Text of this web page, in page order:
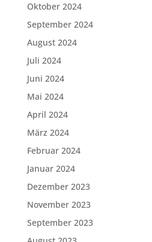
Oktober 2024
September 2024
August 2024
Juli 2024
Juni 2024
Mai 2024
April 2024
März 2024
Februar 2024
Januar 2024
Dezember 2023
November 2023
September 2023